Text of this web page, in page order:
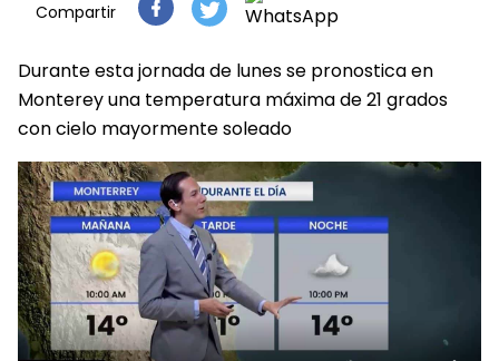
Compartir
Durante esta jornada de lunes se pronostica en
Monterey una temperatura máxima de 21 grados
con cielo mayormente soleado